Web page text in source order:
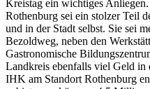
Kreistag ein wichtiges
Rothenburg sei ein stolzer Teil
und in der Stadt selbst. Sie sei
Bezoldweg, neben den
Gastronomische
Landkreis ebenfalls viel Geld in
IHK am Standort Rothenburg